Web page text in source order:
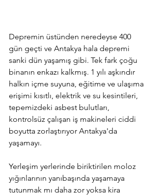
Depremin üstünden neredeyse 400
gün geçti ve Antakya hala depremi
sanki dün yaşamış gibi. Tek fark çoğu
binanın enkazı kalkmış. 1 yılı aşkındır
halkın içme suyuna, eğitime ve ulaşıma
erişimi kısıtlı, elektrik ve su kesintileri,
tepemizdeki asbest bulutları,
kontrolsüz çalışan iş makineleri ciddi
boyutta zorlaştırıyor Antakya'da
yaşamayı.
Yerleşim yerlerinde biriktirilen moloz
yığınlarının yanıbaşında yaşamaya
tutunmak mı daha zor yoksa kira